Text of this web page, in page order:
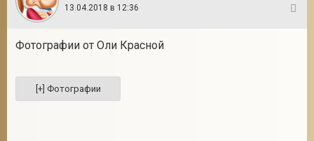
13.04.2018 в 12:36
Фотографии от Оли Красной